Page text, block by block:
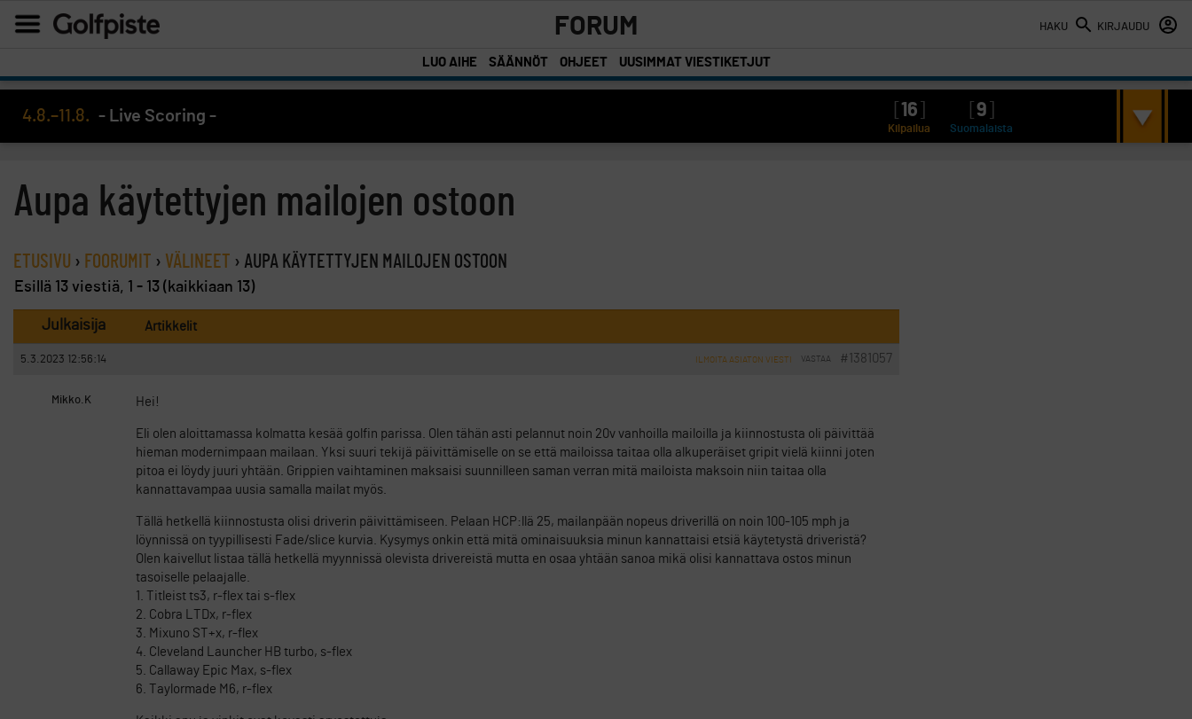
HAKU KIRJAUDU
FORUM
LUO AIHE SÄÄNNÖT OHJEET UUSIMMAT VIESTIKETJUT
4.8.–11.8. - Live Scoring - 16 9
Kilpailua Suomalaista
Aupa käytettyjen mailojen ostoon
ETUSIVU › FOORUMIT › VÄLINEET › AUPA KÄYTETTYJEN MAILOJEN OSTOON
Esillä 13 viestiä, 1 - 13 (kaikkiaan 13)
Julkaisija Artikkelit
5.3.2023 12:56:14 #1381057
VASTAA
ILMOITA ASIATON VIESTI
Mikko.K Hei!
Eli olen aloittamassa kolmatta kesää golfin parissa. Olen tähän asti pelannut noin 20v vanhoilla mailoilla ja kiinnostusta oli päivittää
hieman modernimpaan mailaan. Yksi suuri tekijä päivittämiselle on se että mailoissa taitaa olla alkuperäiset gripit vielä kiinni joten
pitoa ei löydy juuri yhtään. Grippien vaihtaminen maksaisi suunnilleen saman verran mitä mailoista maksoin niin taitaa olla
kannattavampaa uusia samalla mailat myös.
Tällä hetkellä kiinnostusta olisi driverin päivittämiseen. Pelaan HCP:llä 25, mailanpään nopeus driverillä on noin 100-105 mph ja
löynnissä on tyypillisesti Fade/slice kurvia. Kysymys onkin että mitä ominaisuuksia minun kannattaisi etsiä käytetystä driveristä?
Olen kaivellut listaa tällä hetkellä myynnissä olevista drivereistä mutta en osaa yhtään sanoa mikä olisi kannattava ostos minun
tasoiselle pelaajalle.
1. Titleist ts3, r-flex tai s-flex
2. Cobra LTDx, r-flex
3. Mixuno ST+x, r-flex
4. Cleveland Launcher HB turbo, s-flex
5. Callaway Epic Max, s-flex
6. Taylormade M6, r-flex